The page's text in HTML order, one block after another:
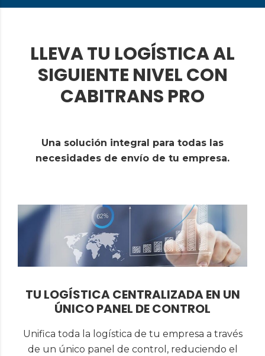
LLEVA TU LOGÍSTICA AL
SIGUIENTE NIVEL CON
CABITRANS PRO
Una solución integral para todas las
necesidades de envío de tu empresa.
TU LOGÍSTICA CENTRALIZADA EN UN
ÚNICO PANEL DE CONTROL
Unifica toda la logística de tu empresa a través
de un único panel de control, reduciendo el